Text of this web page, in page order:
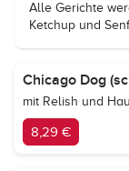
Alle Gerichte
Ketchup und
Chicago Dog
mit Relish und
8,29 €